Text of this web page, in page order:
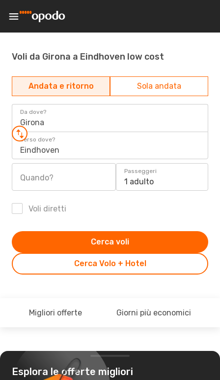
Voli da Girona a Eindhoven low cost
Andata e ritorno Sola andata
Da dove?
Girona
Verso dove?
Eindhoven
Quando?
Passeggeri
1 adulto
Voli diretti
Cerca Volo + Hotel
Cerca voli
Migliori offerte Giorni più economici
Esplora le offerte migliori